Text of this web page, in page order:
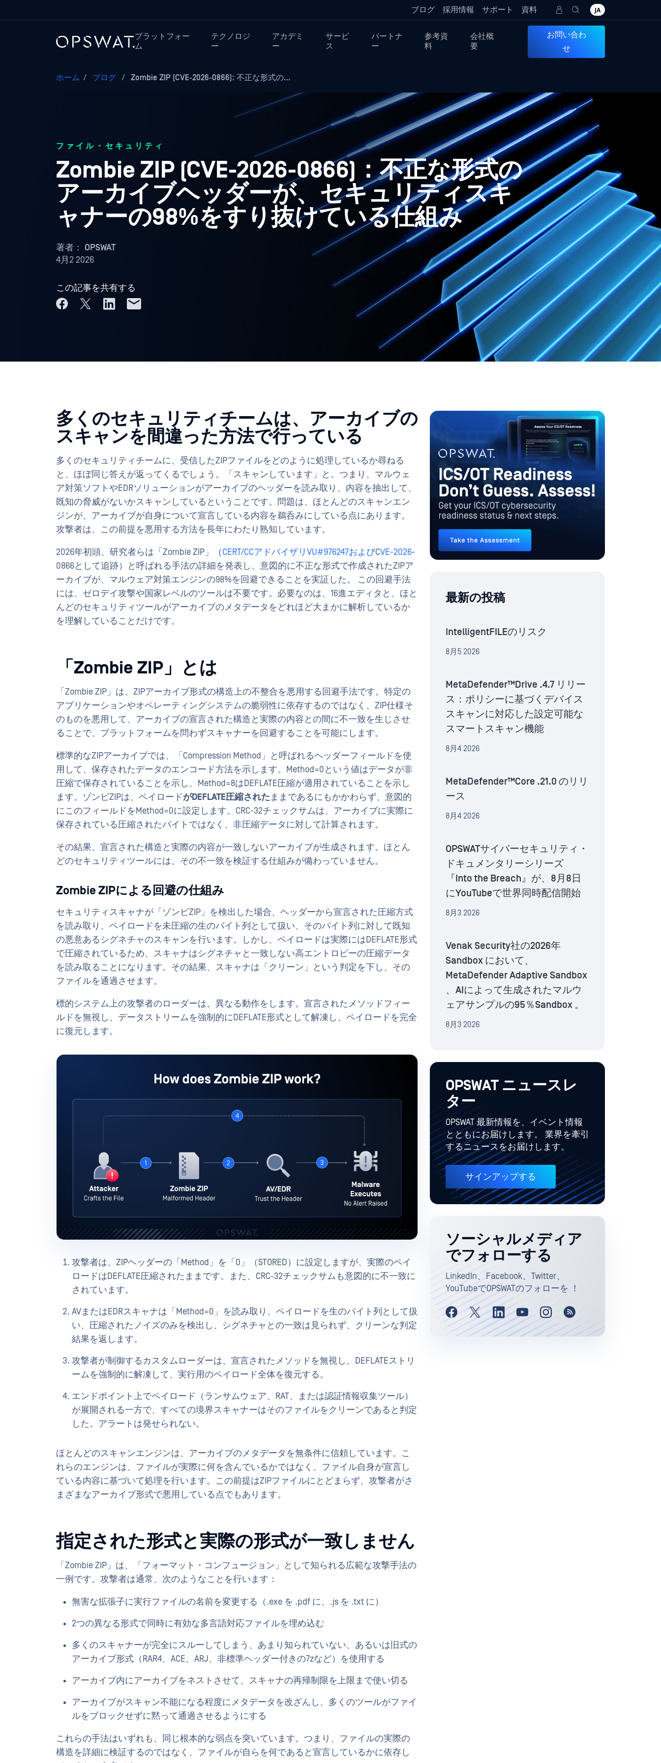
ブログ 採用情報 サポート 資料 JA
プラットフォー
ム
テクノロジ
ー
アカデミ
ー
サービ
ス
パートナ
ー
参考資
料
会社概
要
お問い合わ
せ
ホーム / ブログ / Zombie ZIP (CVE-2026-0866): 不正な形式の…
ファイル・セキュリティ
Zombie ZIP (CVE-2026-0866)：不正な形式の
アーカイブヘッダーが、セキュリティスキ
ャナーの98%をすり抜けている仕組み
著者： OPSWAT
4月2 2026
この記事を共有する
多くのセキュリティチームは、アーカイブの
スキャンを間違った方法で行っている
多くのセキュリティチームに、受信したZIPファイルをどのように処理しているか尋ねる
と、ほぼ同じ答えが返ってくるでしょう。「スキャンしています」と。つまり、マルウェ
ア対策ソフトやEDRソリューションがアーカイブのヘッダーを読み取り、内容を抽出して、
既知の脅威がないかスキャンしているということです。問題は、ほとんどのスキャンエン
ジンが、アーカイブが自身について宣言している内容を鵜呑みにしている点にあります。
攻撃者は、この前提を悪用する方法を長年にわたり熟知しています。
2026年初頭、研究者らは「Zombie ZIP」（CERT/CCアドバイザリVU#976247およびCVE-2026-
0866として追跡）と呼ばれる手法の詳細を発表し、意図的に不正な形式で作成されたZIPア
ーカイブが、マルウェア対策エンジンの98%を回避できることを実証した。 この回避手法
には、ゼロデイ攻撃や国家レベルのツールは不要です。必要なのは、16進エディタと、ほと
んどのセキュリティツールがアーカイブのメタデータをどれほど大まかに解析しているか
を理解していることだけです。
「Zombie ZIP」とは
「Zombie ZIP」は、ZIPアーカイブ形式の構造上の不整合を悪用する回避手法です。特定の
アプリケーションやオペレーティングシステムの脆弱性に依存するのではなく、ZIP仕様そ
のものを悪用して、アーカイブの宣言された構造と実際の内容との間に不一致を生じさせ
ることで、プラットフォームを問わずスキャナーを回避することを可能にします。
標準的なZIPアーカイブでは、「Compression Method」と呼ばれるヘッダーフィールドを使
用して、保存されたデータのエンコード方法を示します。Method=0という値はデータが非
圧縮で保存されていることを示し、Method=8はDEFLATE圧縮が適用されていることを示し
ます。ゾンビZIPは、ペイロードがDEFLATE圧縮されたままであるにもかかわらず、意図的
にこのフィールドをMethod=0に設定します。CRC-32チェックサムは、アーカイブに実際に
保存されている圧縮されたバイトではなく、非圧縮データに対して計算されます。
その結果、宣言された構造と実際の内容が一致しないアーカイブが生成されます。ほとん
どのセキュリティツールには、その不一致を検証する仕組みが備わっていません。
Zombie ZIPによる回避の仕組み
セキュリティスキャナが「ゾンビZIP」を検出した場合、ヘッダーから宣言された圧縮方式
を読み取り、ペイロードを未圧縮の生のバイト列として扱い、そのバイト列に対して既知
の悪意あるシグネチャのスキャンを行います。しかし、ペイロードは実際にはDEFLATE形式
で圧縮されているため、スキャナはシグネチャと一致しない高エントロピーの圧縮データ
を読み取ることになります。その結果、スキャナは「クリーン」という判定を下し、その
ファイルを通過させます。
標的システム上の攻撃者のローダーは、異なる動作をします。宣言されたメソッドフィー
ルドを無視し、データストリームを強制的にDEFLATE形式として解凍し、ペイロードを完全
に復元します。
攻撃者は、ZIPヘッダーの「Method」を「0」（STORED）に設定しますが、実際のペイ
ロードはDEFLATE圧縮されたままです。また、CRC-32チェックサムも意図的に不一致に
されています。
AVまたはEDRスキャナは「Method=0」を読み取り、ペイロードを生のバイト列として扱
い、圧縮されたノイズのみを検出し、シグネチャとの一致は見られず、クリーンな判定
結果を返します。
攻撃者が制御するカスタムローダーは、宣言されたメソッドを無視し、DEFLATEストリ
ームを強制的に解凍して、実行用のペイロード全体を復元する。
エンドポイント上でペイロード（ランサムウェア、RAT、または認証情報収集ツール）
が展開される一方で、すべての境界スキャナーはそのファイルをクリーンであると判定
した。アラートは発せられない。
ほとんどのスキャンエンジンは、アーカイブのメタデータを無条件に信頼しています。こ
れらのエンジンは、ファイルが実際に何を含んでいるかではなく、ファイル自身が宣言し
ている内容に基づいて処理を行います。この前提はZIPファイルにとどまらず、攻撃者がさ
まざまなアーカイブ形式で悪用している点でもあります。
指定された形式と実際の形式が一致しません
「Zombie ZIP」は、「フォーマット・コンフュージョン」として知られる広範な攻撃手法の
一例です。攻撃者は通常、次のようなことを行います：
無害な拡張子に実行ファイルの名前を変更する（.exe を .pdf に、.js を .txt に）
2つの異なる形式で同時に有効な多言語対応ファイルを埋め込む
多くのスキャナーが完全にスルーしてしまう、あまり知られていない、あるいは旧式の
アーカイブ形式（RAR4、ACE、ARJ、非標準ヘッダー付きの7zなど）を使用する
アーカイブ内にアーカイブをネストさせて、スキャナの再帰制限を上限まで使い切る
アーカイブがスキャン不能になる程度にメタデータを改ざんし、多くのツールがファイ
ルをブロックせずに黙って通過させるようにする
これらの手法はいずれも、同じ根本的な弱点を突いています。つまり、ファイルの実際の
構造を詳細に検証するのではなく、ファイルが自らを何であると宣言しているかに依存し
最新の投稿
IntelligentFILEのリスク
8月5 2026
MetaDefender™Drive .4.7 リリー
ス：ポリシーに基づくデバイス
スキャンに対応した設定可能な
スマートスキャン機能
8月4 2026
MetaDefender™Core .21.0 のリリ
ース
8月4 2026
OPSWATサイバーセキュリティ・
ドキュメンタリーシリーズ
『Into the Breach』が、8月8日
にYouTubeで世界同時配信開始
8月3 2026
Venak Security社の2026年
Sandbox において、
MetaDefender Adaptive Sandbox
、AIによって生成されたマルウ
ェアサンプルの95％Sandbox 。
8月3 2026
OPSWAT ニュースレ
ター
OPSWAT 最新情報を、イベント情報
とともにお届けします。 業界を牽引
するニュースをお届けします。
サインアップする
ソーシャルメディア
でフォローする
LinkedIn、Facebook、Twitter、
YouTubeでOPSWATのフォローを ！